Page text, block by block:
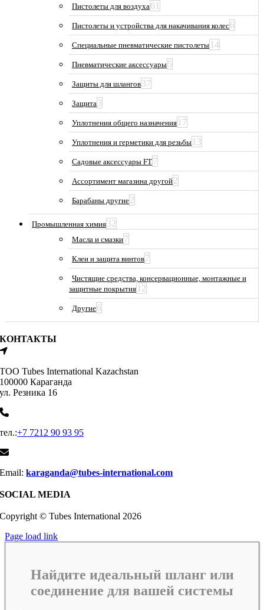
Пистолеты для воздуха61
Пистолеты и устройства для накачивания колес6
Специальные пневматические пистолеты 14
Пневматические аксессуары5
Защиты для шлангов37
Защита3
Уплотнения общего назначения 17
Уплотнения и герметики для резьбы 13
Садовые аксессуары FT7
Ассортимент магазина другой2
Барабаны другие2
Промышленная химия32
Масла и смазки7
Клеи и защита винтов7
Чистящие средства, консервационные, монтажные и
защитные покрытия 12
Другие6
КОНТАКТЫ
ТОО Tubes International Kazachstan
100000 Караганда
ул. Резника 16
тел.:+7 7212 90 93 95
Email:karaganda@tubes-international.com
SOCIAL MEDIA
Copyright © Tubes International 2026
Page load link
Найдите идеальный шланг или
соединение для вашей системы